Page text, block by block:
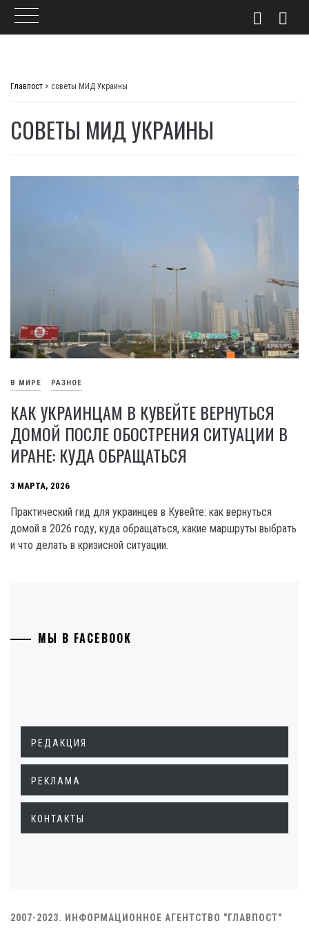
Главпост > советы МИД Украины
СОВЕТЫ МИД УКРАИНЫ
В МИРЕ РАЗНОЕ
КАК УКРАИНЦАМ В КУВЕЙТЕ ВЕРНУТЬСЯ
ДОМОЙ ПОСЛЕ ОБОСТРЕНИЯ СИТУАЦИИ В
ИРАНЕ: КУДА ОБРАЩАТЬСЯ
3 МАРТА, 2026
Практический гид для украинцев в Кувейте: как вернуться
домой в 2026 году, куда обращаться, какие маршруты выбрать
и что делать в кризисной ситуации.
МЫ В FACEBOOK
РЕДАКЦИЯ
РЕКЛАМА
КОНТАКТЫ
2007-2023. ИНФОРМАЦИОННОЕ АГЕНТСТВО "ГЛАВПОСТ"